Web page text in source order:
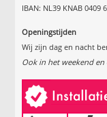
IBAN: NL39 KNAB 0409
Openingstijden
Wij zijn dag en nacht
Ook in het weekend en